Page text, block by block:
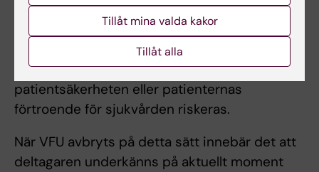
avbryta en deltagares verksamhetsförlagda
utbildning (VFU) eller motsvarande om
deltagaren visar sådana allvarliga brister i
kunskaper, färdigheter eller förhållningssätt att
patientsäkerheten eller patienternas
förtroende för sjukvården riskeras.
När VFU avbryts på detta sätt innebär det att
deltagaren underkänns på aktuellt moment
Tillåt mina valda kakor
Tillåt alla